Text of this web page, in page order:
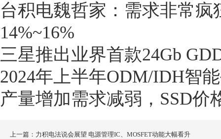
台积电魏哲家：需求非常
14%~16%
三星推出业界首款24Gb
2024年上半年ODM/IDH智
产量增加需求减弱，SSD价
上一篇：力积电法说会展望 电源管理IC、MOSFET动能大幅看升